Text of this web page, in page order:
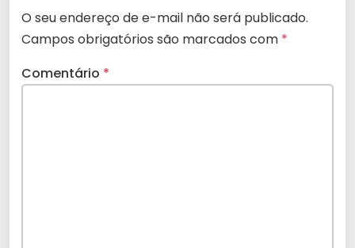
O seu endereço de e-mail não será publicado.
Campos obrigatórios são marcados com *
Comentário *